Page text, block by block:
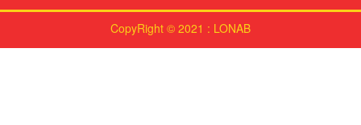
CopyRight © 2021 : LONAB